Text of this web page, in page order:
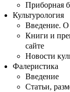
Приборная
Культурология
Введение. О
Книги и
сайте
Новости
Фалеристика
Введение
Статьи,